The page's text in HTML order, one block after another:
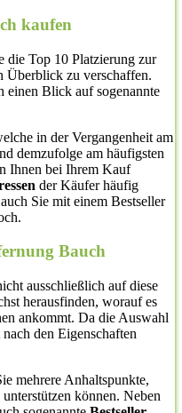
kaufen
die Top 10 Platzierung zur
Überblick zu verschaffen.
einen Blick auf sogenannte
in der Vergangenheit am
demzufolge am häufigsten
Ihnen bei Ihrem Kauf
der Käufer häufig
Sie mit einem Bestseller
Bauch
ausschließlich auf diese
herausfinden, worauf es
ankommt. Da die Auswahl
den Eigenschaften
mehrere Anhaltspunkte,
können. Neben